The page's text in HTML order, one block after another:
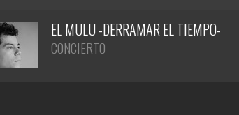
EL MULU -DERRAMAR EL TIEMPO-
CONCIERTO